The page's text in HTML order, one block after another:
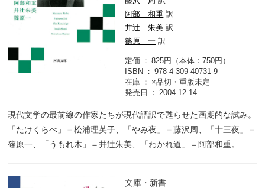
阿部 和重 訳
井辻 朱美 訳
篠原 一 訳
定価
825円（本体：750円）
ISBN
978-4-309-40731-9
在庫
×品切・重版未定
発売日
2004.12.14
現代文学の最前線の作家たちが現代語訳で甦らせた画期的な試み。
「たけくらべ」＝松浦理英子、「やみ夜」＝藤沢周、「十三夜」＝
篠原一、「うもれ木」＝井辻朱美、「わかれ道」＝阿部和重。
文庫・新書